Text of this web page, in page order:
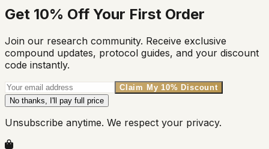
Get 10% Off Your First Order
Join our research community. Receive exclusive
compound updates, protocol guides, and your discount
code instantly.
Claim My 10% Discount
No thanks, I'll pay full price
Unsubscribe anytime. We respect your privacy.